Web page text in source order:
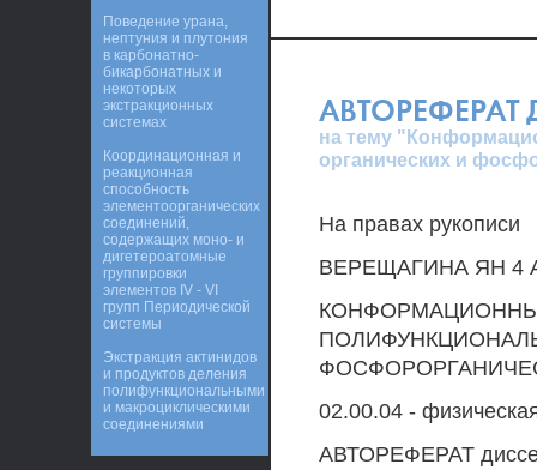
АВТОРЕФЕРАТ
на тему
органических и
На правах рукописи
ВЕРЕЩАГИНА ЯН 4
02.00.04 -
АВТОРЕФЕРАТ
Поведение урана,
нептуния и плутония
в карбонатно-
бикарбонатных и
некоторых
экстракционных
системах
Координационная и
реакционная
способность
элементоорганических
соединений,
содержащих моно- и
дигетероатомные
группировки
элементов IV - VI
групп Периодической
системы
Экстракция актинидов
и продуктов деления
полифункциональными
и макроциклическими
соединениями